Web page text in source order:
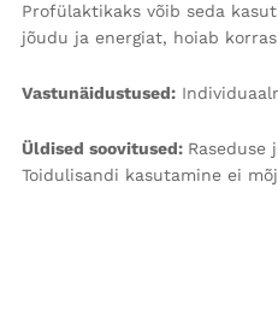
Profülaktikaks võib seda
jõudu ja energiat, hoiab
Vastunäidustused:
Üldised soovitused:
Toidulisandi kasutamine ei